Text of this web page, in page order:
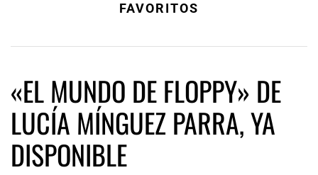
FAVORITOS
«EL MUNDO DE FLOPPY» DE
LUCÍA MÍNGUEZ PARRA, YA
DISPONIBLE